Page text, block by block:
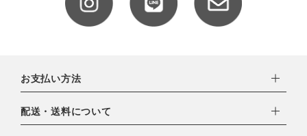
ギフト
お支払い方法
下記お支払い方法よりお選びいただけます。
・クレジットカード（VISA,mastercard,JCB,AMERICAN
配送・送料について